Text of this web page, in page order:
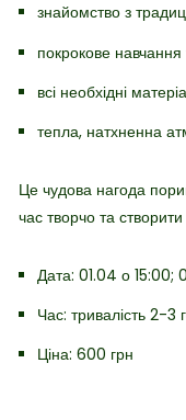
знайомство з
покрокове навчання
всі необхідні
тепла, натхненна
Це чудова нагода
час творчо та
Дата: 01.04 о 15:00;
Час: тривалість 2-3
Ціна: 600 грн